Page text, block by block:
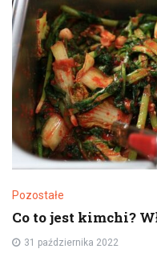
Pozostałe
Co to jest kimchi?
31 października 2022